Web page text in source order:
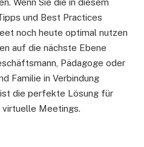
Wenn Sie die in diesem
und Best Practices
noch heute optimal nutzen
auf die nächste Ebene
Pädagoge oder
Familie in Verbindung
die perfekte Lösung für
Meetings.